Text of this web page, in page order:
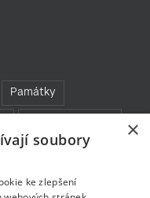
Památky
Bavte se v Jablonci
×
soubory
ke zlepšení